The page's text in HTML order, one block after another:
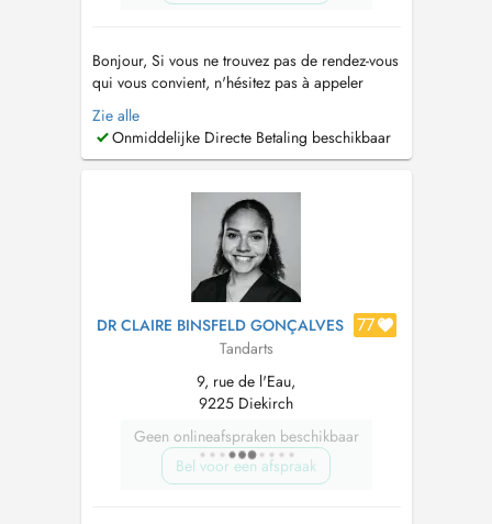
Bonjour, Si vous ne trouvez pas de rendez-vous
qui vous convient, n'hésitez pas à appeler
directement au cabinet +352 27762916 . Hello,
If you do not find an appointment that suits you,
do not hesitate to call us directly at the +352
Détartrages / ...
Zie alle
Onmiddelijke Directe Betaling beschikbaar
DR CLAIRE BINSFELD GONÇALVES 77
Tandarts
9, rue de l'Eau,
9225 Diekirch
Geen onlineafspraken beschikbaar
Bel voor een afspraak